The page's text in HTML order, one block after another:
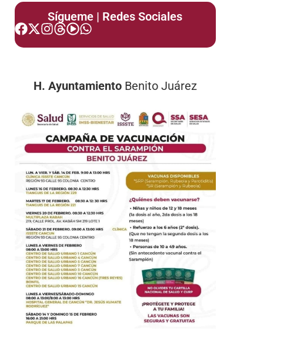
Sígueme | Redes Sociales
H. AyuntamientoBenito Juárez